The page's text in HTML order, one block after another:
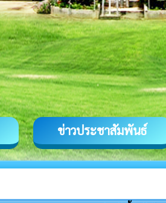
ข่าวประชาสัมพันธ์